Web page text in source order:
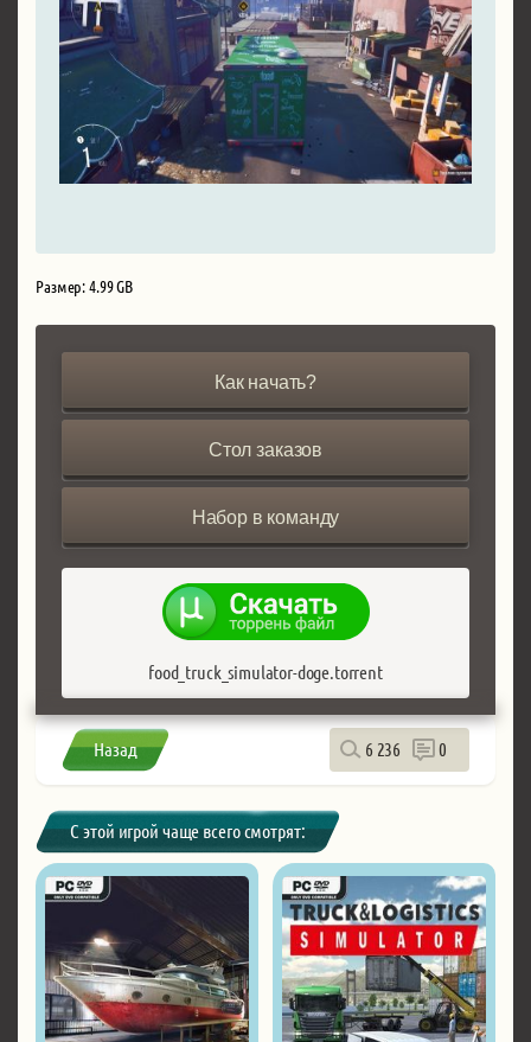
Размер: 4.99 GB
Как начать?
Стол заказов
Набор в команду
food_truck_simulator-doge.torrent
Назад 6 236 0
С этой игрой чаще всего смотрят: